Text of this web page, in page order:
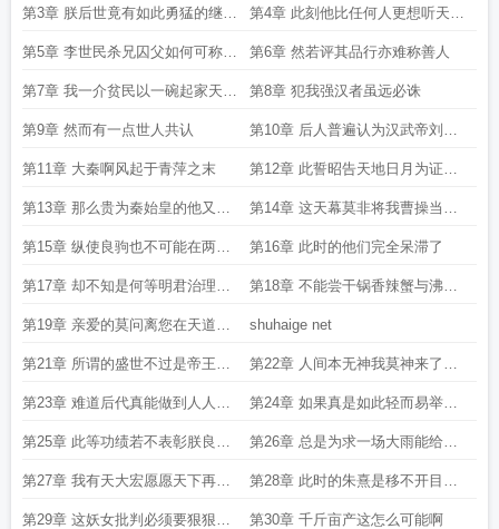
一帝是谁
第3章 朕后世竟有如此勇猛的继承
者
第4章 此刻他比任何人更想听天幕
所论的理由
第5章 李世民杀兄囚父如何可称千
古一帝
第6章 然若评其品行亦难称善人
第7章 我一介贫民以一碗起家天下
谁能与我相提并论
第8章 犯我强汉者虽远必诛
第9章 然而有一点世人共认 第10章 后人普遍认为汉武帝刘彻
晚年失去了理智变得昏庸了
第11章 大秦啊风起于青萍之末 第12章 此誓昭告天地日月为证诸
神共听
第13章 那么贵为秦始皇的他又该
有着何等的殊荣
第14章 这天幕莫非将我曹操当作
愚夫
第15章 纵使良驹也不可能在两个
时辰跨越七百余里
第16章 此时的他们完全呆滞了
第17章 却不知是何等明君治理得
是如此之好啊
第18章 不能尝干锅香辣蟹与沸腾
鱼片朕还算何千古一帝
第19章 亲爱的莫问离您在天道投
影app的言论将传遍各朝时空哦
shuhaige net
第21章 所谓的盛世不过是帝王的
盛世而非百姓的盛世
第22章 人间本无神我莫神来了那
他就是神
第23章 难道后代真能做到人人吃
饱
第24章 如果真是如此轻而易举何
至于那许多人活活饿死
第25章 此等功绩若不表彰朕良心
难安啊
第26章 总是为求一场大雨能给百
姓带来什么
第27章 我有天大宏愿愿天下再无
饿死之人
第28章 此时的朱熹是移不开目光
的大长腿
第29章 这妖女批判必须要狠狠的 第30章 千斤亩产这怎么可能啊